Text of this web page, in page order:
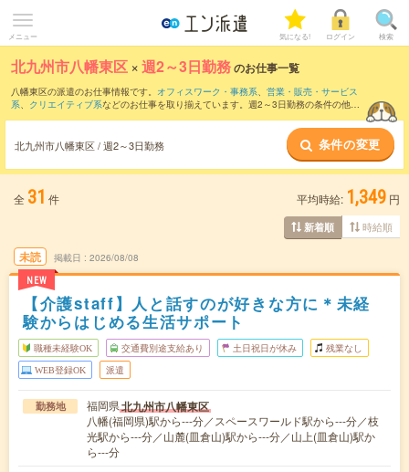
メニュー 気になる! ログイン 検索
北九州市八幡東区 ×週2～3日勤務のお仕事一覧
八幡東区の派遣のお仕事情報です。 オフィスワーク・事務系、 営業・販売・サービス
系、 クリエイティブ系などのお仕事を取り揃えています。週2～3日勤務の条件の他
北九州市八幡東区 / 週2～3日勤務 条件の変更
全 31 件 平均時給: 1,349 円
新着順 時給順
未読
NEW
掲載日 2026/08/08
【介護staff】人と話すのが好きな方に＊未経
験からはじめる生活サポート
職種未経験OK 交通費別途支給あり 土日祝日が休み 残業なし
WEB登録OK 派遣
勤務地 福岡県北九州市八幡東区
八幡(福岡県)駅から---分／スペースワールド駅から---分／枝
光駅から---分／山麓(皿倉山)駅から---分／山上(皿倉山)駅か
ら---分